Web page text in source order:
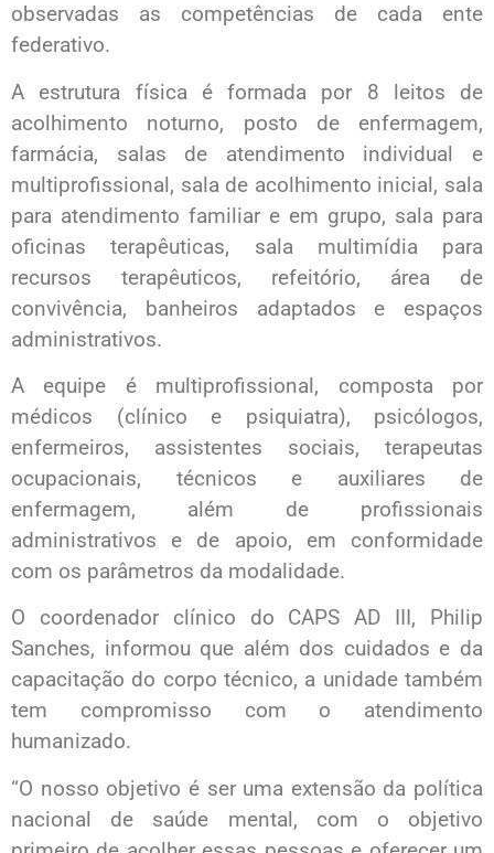
observadas as competências de cada ente
federativo.
A estrutura física é formada por 8 leitos de
acolhimento noturno, posto de enfermagem,
farmácia, salas de atendimento individual e
multiprofissional, sala de acolhimento inicial, sala
para atendimento familiar e em grupo, sala para
oficinas terapêuticas, sala multimídia para
recursos terapêuticos, refeitório, área de
convivência, banheiros adaptados e espaços
administrativos.
A equipe é multiprofissional, composta por
médicos (clínico e psiquiatra), psicólogos,
enfermeiros, assistentes sociais, terapeutas
ocupacionais, técnicos e auxiliares de
enfermagem, além de profissionais
administrativos e de apoio, em conformidade
com os parâmetros da modalidade.
O coordenador clínico do CAPS AD III, Philip
Sanches, informou que além dos cuidados e da
capacitação do corpo técnico, a unidade também
tem compromisso com o atendimento
humanizado.
“O nosso objetivo é ser uma extensão da política
nacional de saúde mental, com o objetivo